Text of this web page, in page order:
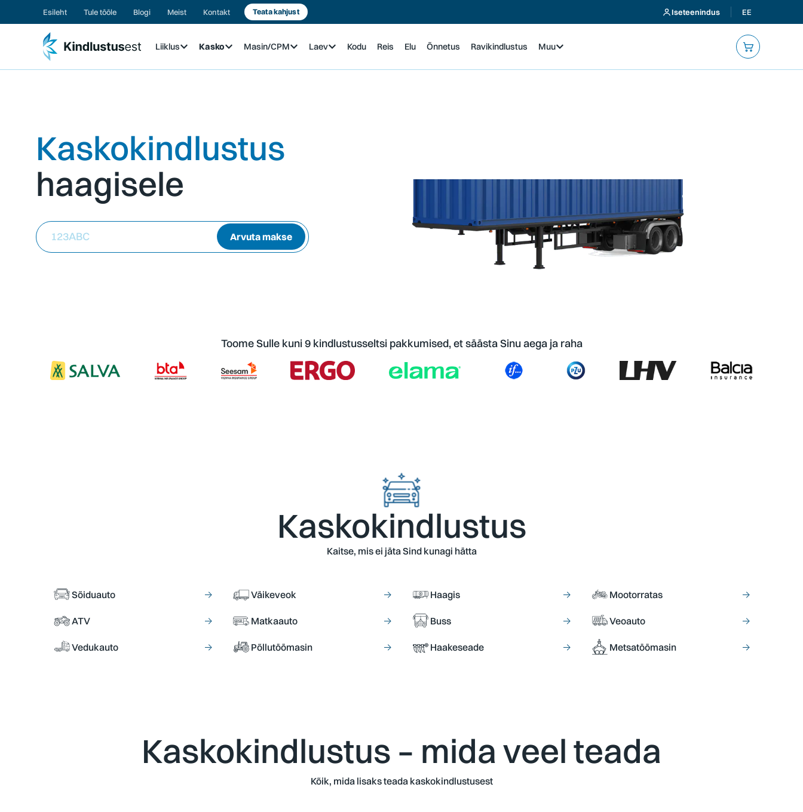
Esileht Tule tööle Blogi Meist Kontakt Teata kahjust Iseteenindus EE
Liiklus Kasko Masin/CPM Laev Kodu Reis Elu Õnnetus Ravikindlustus Muu
Kaskokindlustus
haagisele
123ABC Arvuta makse
Toome Sulle kuni 9 kindlustusseltsi pakkumised, et säästa Sinu aega ja raha
Kaskokindlustus
Kaitse, mis ei jäta Sind kunagi hätta
Sõiduauto → Väikeveok → Haagis → Mootorratas →
ATV → Matkaauto → Buss → Veoauto →
Vedukauto → Põllutöömasin → Haakeseade → Metsatöömasin →
Kaskokindlustus – mida veel teada
Kõik, mida lisaks teada kaskokindlustusest